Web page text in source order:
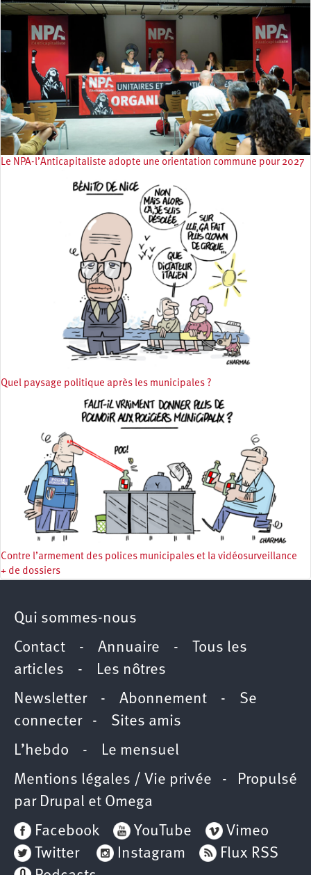
Le NPA-l’Anticapitaliste adopte une orientation commune pour 2027
Quel paysage politique après les municipales ?
Contre l’armement des polices municipales et la vidéosurveillance
+ de dossiers
Qui sommes-nous
Contact - Annuaire -
Tous les
articles - Les nôtres
Newsletter- Abonnement - Se
connecter- Sites amis
L’hebdo - Le mensuel
Mentions légales / Vie privée - Propulsé
par Drupal et Omega
Facebook
YouTube
Vimeo
Twitter
Instagram
Flux RSS